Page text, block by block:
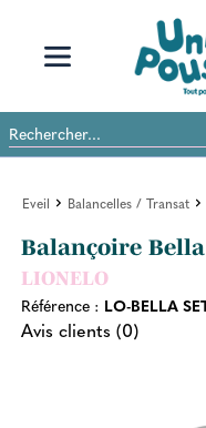
Eveil Balancelles / Transat
Balançoire
LIONELO
Référence : LO-BELLA
Avis clients (0)